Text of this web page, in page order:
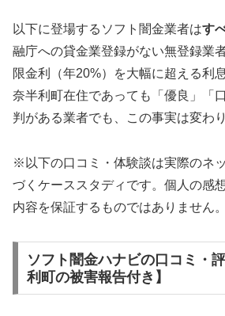
以下に登場するソフト闇金業者はす
融庁への貸金業登録がない無登録業
限金利（年20%）を大幅に超える利
奈半利町在住であっても「優良」「
判がある業者でも、この事実は変わ
※以下の口コミ・体験談は実際のネ
づくケーススタディです。個人の感
内容を保証するものではありません。
ソフト闇金ハナビの口コミ・
利町の被害報告付き】